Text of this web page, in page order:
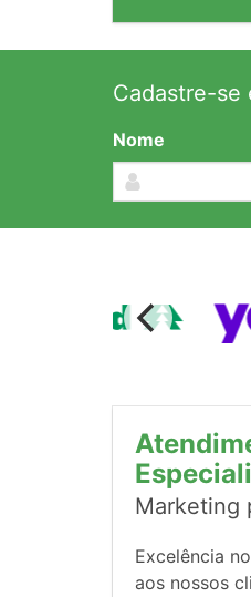
Cadastre-se
Nome
Marketing
Excelência
aos nossos